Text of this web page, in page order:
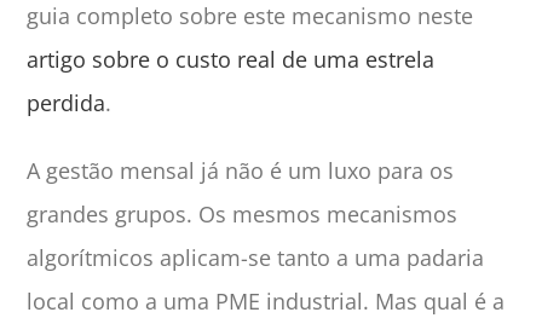
guia completo sobre este mecanismo neste
artigo sobre o custo real de uma estrela
perdida.
A gestão mensal já não é um luxo para os
grandes grupos. Os mesmos mecanismos
algorítmicos aplicam-se tanto a uma padaria
local como a uma PME industrial. Mas qual é a